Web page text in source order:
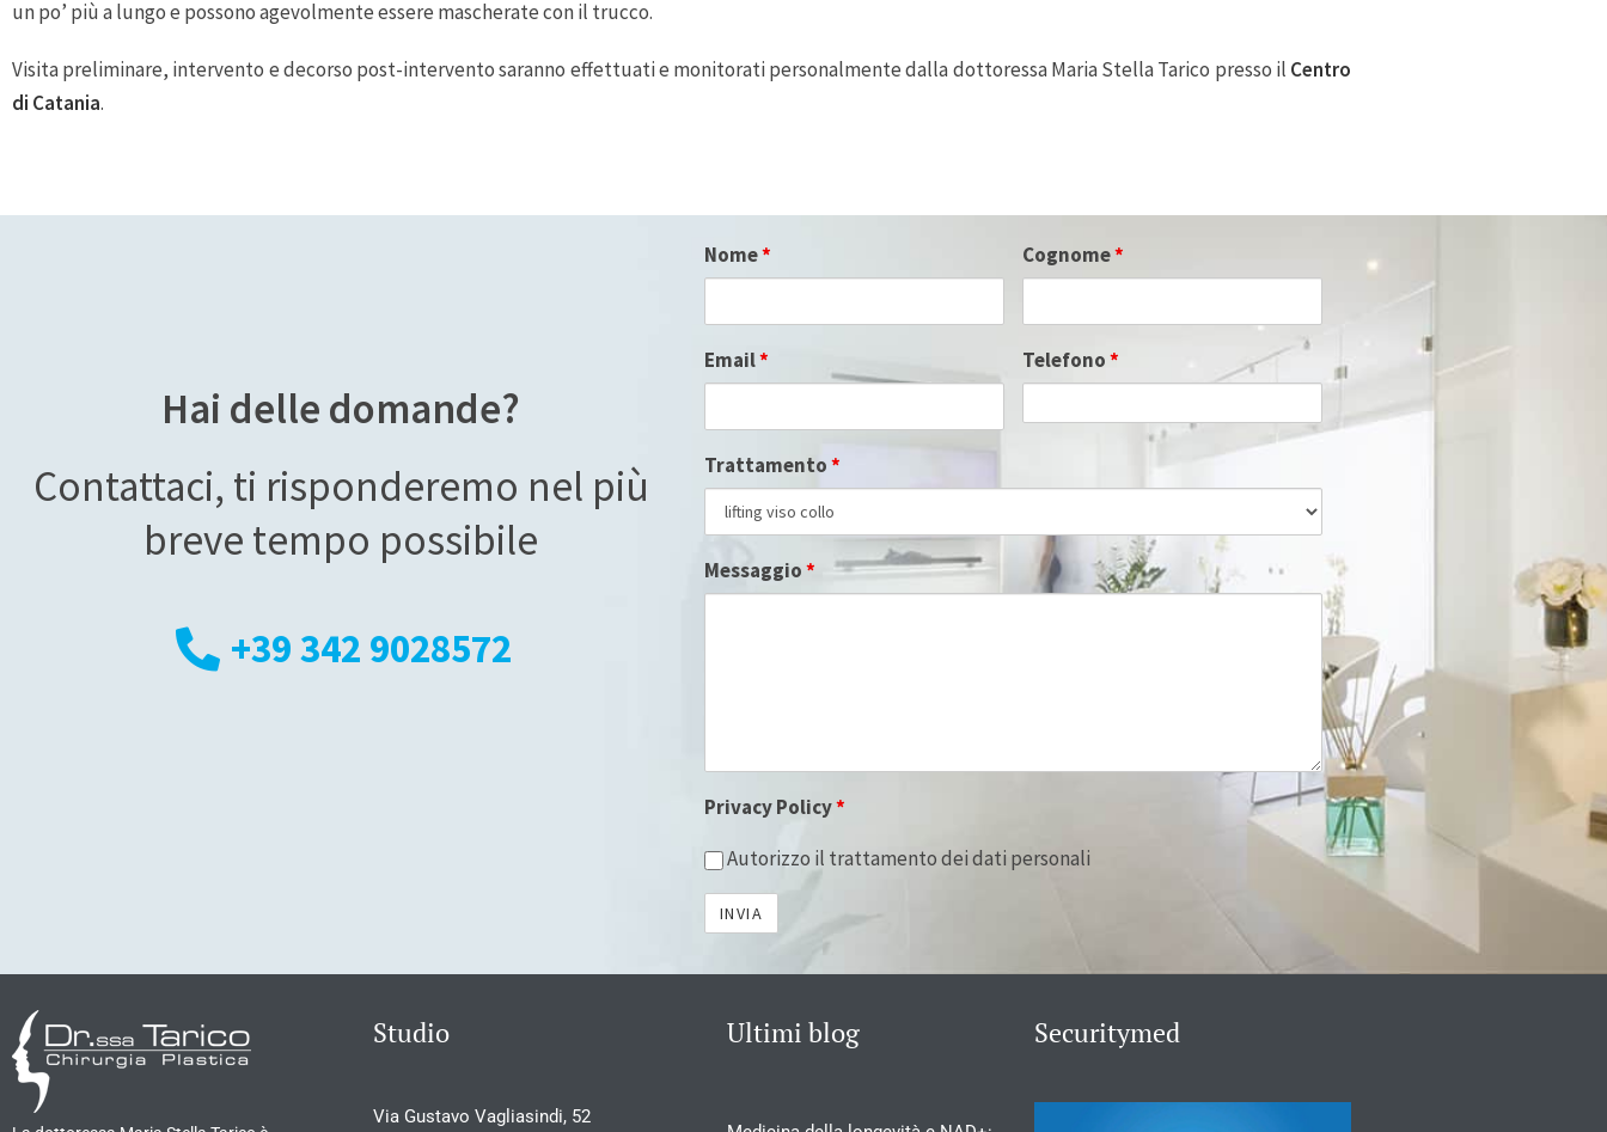
un po’ più a lungo e possono agevolmente essere mascherate con il trucco.
Visita preliminare, intervento e decorso post-intervento saranno effettuati e monitorati personalmente dalla dottoressa Maria Stella Tarico presso il Centro
di Catania.
Hai delle domande?
Contattaci, ti risponderemo nel più
breve tempo possibile
+39 342 9028572
Nome* Cognome*
Email* Telefono*
Trattamento*
Messaggio*
Privacy Policy*
Autorizzo il trattamento dei dati personali
Studio
Via Gustavo Vagliasindi, 52
Ultimi blog Securitymed